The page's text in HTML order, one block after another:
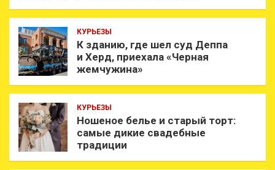
КУРЬЕЗЫ
К зданию, где шел суд Деппа
и Херд, приехала «Черная
жемчужина»
КУРЬЕЗЫ
Ношеное белье и старый торт:
самые дикие свадебные
традиции